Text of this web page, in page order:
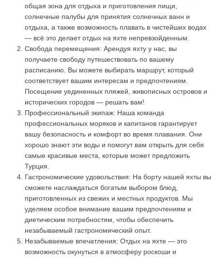
общая зона для отдыха и приготовления пищи,
солнечные палубы для принятия солнечных ванн и
отдыха, а также возможность плавать в чистейших водах
— всё это делает отдых на яхте непревзойденным.
Свобода перемещения: Арендуя яхту у нас, вы
получаете свободу путешествовать по вашему
расписанию. Вы можете выбирать маршрут, который
соответствует вашим интересам и предпочтениям.
Посещение уединенных пляжей, живописных островов и
исторических городов — решать вам!
Профессиональный экипаж: Наша команда
профессиональных моряков и капитанов гарантирует
вашу безопасность и комфорт во время плавания. Они
хорошо знают эти воды и помогут вам открыть для себя
самые красивые места, которые может предложить
Турция.
Гастрономические удовольствия: На борту нашей яхты вы
сможете наслаждаться богатым выбором блюд,
приготовленных из свежих и местных продуктов. Мы
уделяем особое внимание вашим предпочтениям и
диетическим потребностям, чтобы обеспечить
незабываемый гастрономический опыт.
Незабываемые впечатления: Отдых на яхте — это
возможность окунуться в атмосферу роскоши и